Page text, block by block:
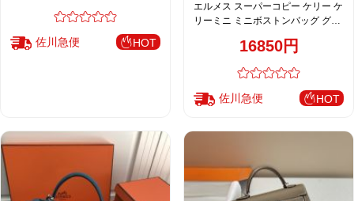
佐川急便 HOT
エルメス スーパーコピー ケリー ケ
リーミニ ミニボストンバッグ グレ
16850円
佐川急便 HOT